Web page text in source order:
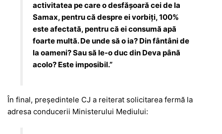
activitatea pe care o desfășoară cei de la
Samax, pentru că despre ei vorbiți, 100%
este afectată, pentru că ei consumă apă
foarte multă. De unde să o ia? Din fântâni de
la oameni? Sau să le-o duc din Deva până
acolo? Este imposibil.”
În final, președintele CJ a reiterat solicitarea fermă la
adresa conducerii Ministerului Mediului: